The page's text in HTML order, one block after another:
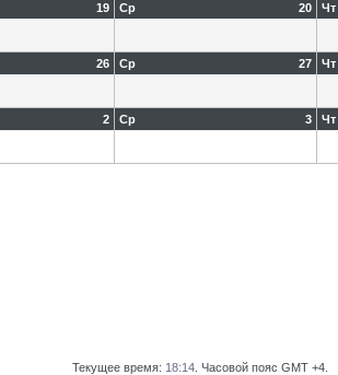
19 20
Ср Чт
26 27
Ср Чт
2 3
Ср Чт
Текущее время: 18:14 . Часовой пояс GMT +4.